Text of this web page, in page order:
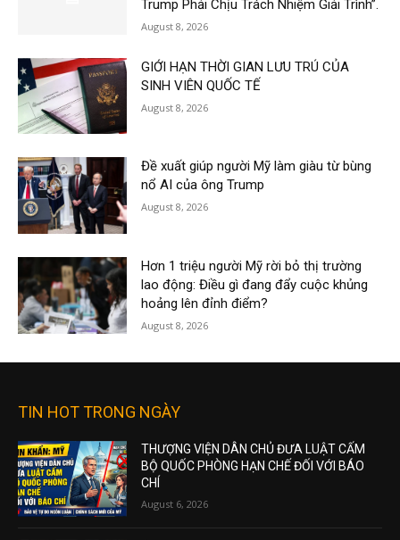
Trump Phải Chịu Trách Nhiệm Giải Trình”.
August 8, 2026
GIỚI HẠN THỜI GIAN LƯU TRÚ CỦA
SINH VIÊN QUỐC TẾ
August 8, 2026
Đề xuất giúp người Mỹ làm giàu từ bùng
nổ AI của ông Trump
August 8, 2026
Hơn 1 triệu người Mỹ rời bỏ thị trường
lao động: Điều gì đang đẩy cuộc khủng
hoảng lên đỉnh điểm?
August 8, 2026
TIN HOT TRONG NGÀY
THƯỢNG VIỆN DÂN CHỦ ĐƯA LUẬT CẤM
BỘ QUỐC PHÒNG HẠN CHẾ ĐỐI VỚI BÁO
CHÍ
August 6, 2026